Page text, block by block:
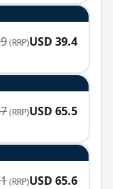
(RRP)USD 39.4
(RRP)USD 65.5
(RRP)USD 65.6